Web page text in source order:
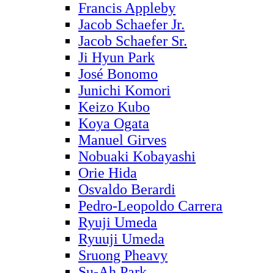
Francis Appleby
Jacob Schaefer Jr.
Jacob Schaefer Sr.
Ji Hyun Park
José Bonomo
Junichi Komori
Keizo Kubo
Koya Ogata
Manuel Girves
Nobuaki Kobayashi
Orie Hida
Osvaldo Berardi
Pedro-Leopoldo Carrera
Ryuji Umeda
Ryuuji Umeda
Sruong Pheavy